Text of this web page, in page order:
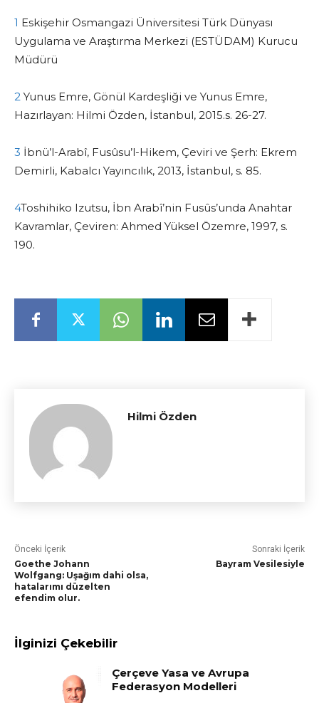
1 Eskişehir Osmangazi Üniversitesi Türk Dünyası
Uygulama ve Araştırma Merkezi (ESTÜDAM) Kurucu
Müdürü
2 Yunus Emre, Gönül Kardeşliği ve Yunus Emre,
Hazırlayan: Hilmi Özden, İstanbul, 2015.s. 26-27.
3 İbnü’l-Arabî, Fusûsu’l-Hikem, Çeviri ve Şerh: Ekrem
Demirli, Kabalcı Yayıncılık, 2013, İstanbul, s. 85.
4Toshihiko Izutsu, İbn Arabî’nin Fusûs’unda Anahtar
Kavramlar, Çeviren: Ahmed Yüksel Özemre, 1997, s.
190.
Hilmi Özden
Önceki İçerik
Goethe Johann
Wolfgang: Uşağım dahi olsa,
hatalarımı düzelten
efendim olur.
Sonraki İçerik
Bayram Vesilesiyle
İlginizi Çekebilir
Çerçeve Yasa ve Avrupa
Federasyon Modelleri